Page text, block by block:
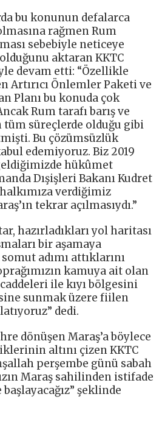
bu konunun defalarca
rağmen Rum
sebebiyle neticeye
aktaran KKTC
devam etti: “Özellikle
Artırıcı Önlemler Paketi ve
Planı bu konuda çok
Rum tarafı barış ve
tüm süreçlerde olduğu gibi
Bu çözümsüzlük
edemiyoruz. Biz 2019
hükûmet
Dışişleri Bakanı Kudret
verdiğimiz
tekrar açılmasıydı.”
hazırladıkları yol haritası
bir aşamaya
adımı attıklarını
kamuya ait olan
ile kıyı bölgesini
sunmak üzere fiilen
dedi.
dönüşen Maraş’a böylece
altını çizen KKTC
perşembe günü sabah
Maraş sahilinden istifade
şeklinde